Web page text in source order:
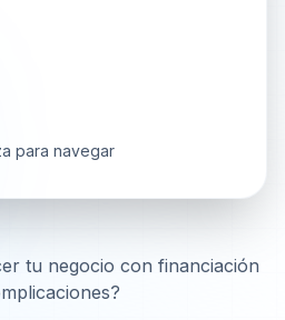
para navegar
tu negocio con financiación